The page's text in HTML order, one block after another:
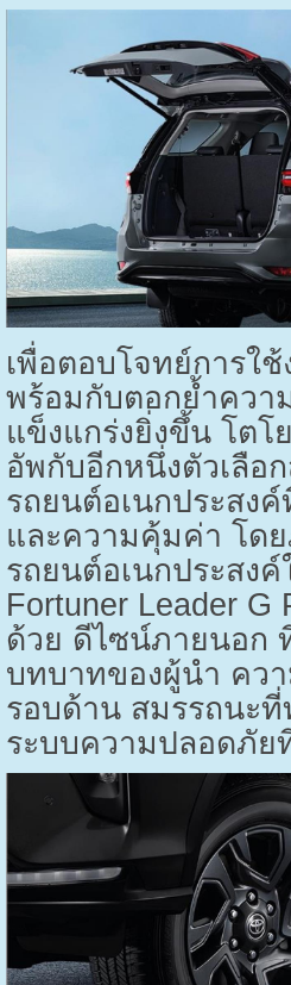
เพื่อตอบโจทย์การใ
พร้อมกับตอกย้ำควา
แข็งแกร่งยิ่งขึ้น โตโ
อัพกับอีกหนึ่งตัวเลือ
รถยนต์อเนกประสง
และความคุ้มค่า โด
รถยนต์อเนกประสง
Fortuner Leader G
ด้วย ดีไซน์ภายนอก
บทบาทของผู้นำ คว
รอบด้าน สมรรถนะที่
ระบบความปลอดภัย